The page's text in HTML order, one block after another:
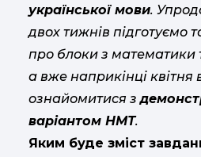
української мови.
двох тижнів підготуємо
про блоки з математики
а вже наприкінці квітня
ознайомитися з
варіантом НМТ.
Яким буде зміст